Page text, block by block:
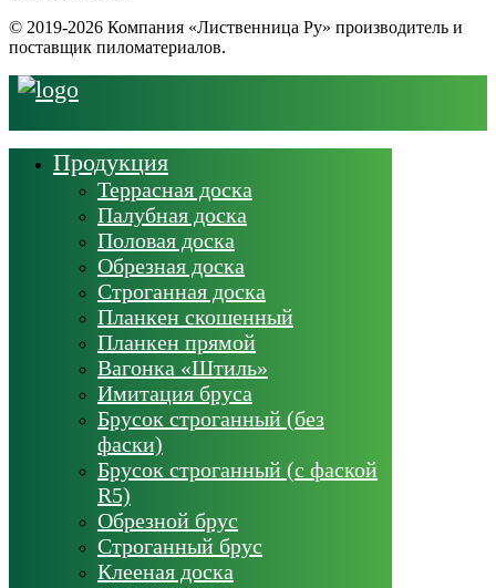
© 2019-2026 Компания «Лиственница Ру» производитель и
поставщик пиломатериалов.
Продукция
Террасная доска
Палубная доска
Половая доска
Обрезная доска
Строганная доска
Планкен скошенный
Планкен прямой
Вагонка «Штиль»
Имитация бруса
Брусок строганный (без
фаски)
Брусок строганный (с фаской
R5)
Обрезной брус
Строганный брус
Клееная доска